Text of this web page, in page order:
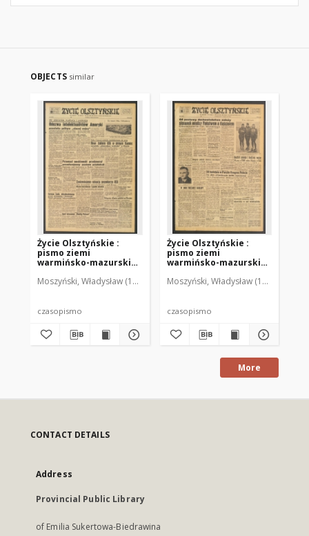
OBJECTS similar
Życie Olsztyńskie :
pismo ziemi
warmińsko-mazurskiej,
Moszyński, Władysław (1922-2001). Red. Mroczkowski, Włodzimierz
czasopismo
Życie Olsztyńskie :
pismo ziemi
warmińsko-mazurskiej,
Moszyński, Władysław (1922-2001).
czasopismo
More
CONTACT DETAILS
Address
Provincial Public Library
of Emilia Sukertowa-Biedrawina